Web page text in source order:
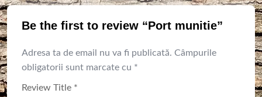
Be the first to review “Port munitie”
Adresa ta de email nu va fi publicată. Câmpurile
obligatorii sunt marcate cu *
Review Title *